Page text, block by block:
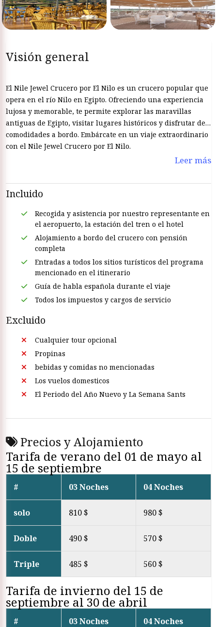
Visión general
El Nile Jewel Crucero por El Nilo es un crucero popular que
opera en el río Nilo en Egipto. Ofreciendo una experiencia
lujosa y memorable, te permite explorar las maravillas
antiguas de Egipto, visitar lugares históricos y disfrutar de
comodidades a bordo. Embárcate en un viaje extraordinario
con el Nile Jewel Crucero por El Nilo.
Leer más
Incluido
Recogida y asistencia por nuestro representante en
el aeropuerto, la estación del tren o el hotel
Alojamiento a bordo del crucero con pensión
completa
Entradas a todos los sitios turísticos del programa
mencionado en el itinerario
Guía de habla española durante el viaje
Todos los impuestos y cargos de servicio
Excluido
Cualquier tour opcional
Propinas
bebidas y comidas no mencionadas
Los vuelos domesticos
El Periodo del Año Nuevo y La Semana Sants
Precios y Alojamiento
Tarifa de verano del 01 de mayo al
15 de septiembre
# 03 Noches 04 Noches
solo 810 $ 980 $
Doble 490 $ 570 $
Triple 485 $ 560 $
Tarifa de invierno del 15 de
septiembre al 30 de abril
# 03 Noches 04 Noches